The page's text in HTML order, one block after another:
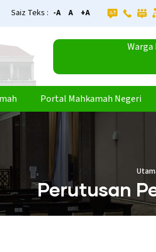
Saiz Teks : -A A +A
Warga
Portal Mahkamah Negeri
Perutusan